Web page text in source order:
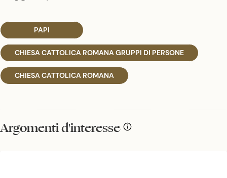
PAPI
CHIESA CATTOLICA ROMANA GRUPPI DI PERSONE
CHIESA CATTOLICA ROMANA
Argomenti d'interesse